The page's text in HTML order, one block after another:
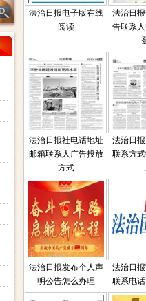
法治日报电子版在线
阅读
法治日
告联系
法治日报社电话地址
邮箱联系人广告投放
方式
法治日
联系方
法治日报发布个人声
明公告怎么办理
法治日
联系电